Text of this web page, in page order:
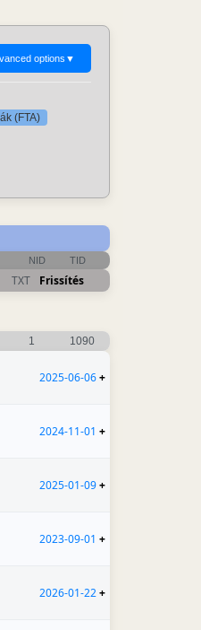
options ▼
(FTA)
NID TID
TXT Frissítés
1 1090
2025-06-06+
2024-11-01 +
2025-01-09+
2023-09-01 +
2026-01-22+